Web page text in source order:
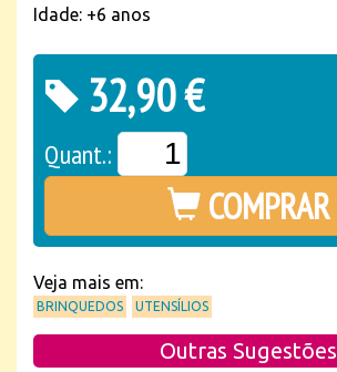
Idade: +6 anos
32,90 €
Quant.:
COMPRAR
Veja mais em:
BRINQUEDOS UTENSÍLIOS
Outras Sugestões